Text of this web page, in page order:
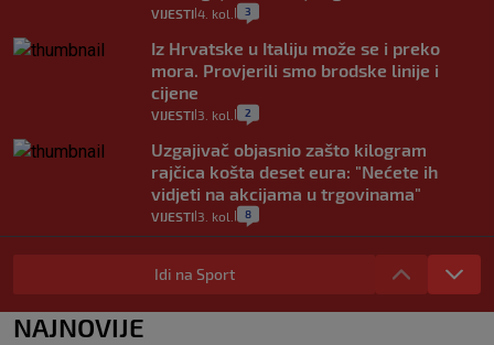
VIJESTI 4. kol. 3
Iz Hrvatske u Italiju može se i preko
mora. Provjerili smo brodske linije i
cijene
VIJESTI 3. kol. 2
Uzgajivač objasnio zašto kilogram
rajčica košta deset eura: "Nećete ih
vidjeti na akcijama u trgovinama"
VIJESTI 3. kol. 8
Selidba je jedno od stresnijih iskustava.
Evo aktualnih cijena i nekoliko savjeta
0
Idi na Sport
NAJNOVIJE